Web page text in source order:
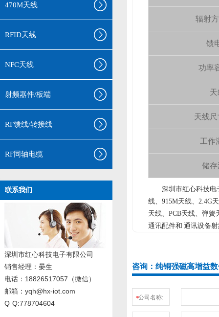
470M天线
RFID天线
NFC天线
射频器件/板端
RF馈线/转接线
RF同轴电缆
联系我们
深圳市红心科技电子有限公司
销售经理 ：晏生
电话：18826517057（微信）
邮箱：yqh@hx-iot.com
Q Q:778704604
辐射
馈
功率
天
天线尺
工作
储存
深圳市红心科技电
线、915M天线、2.4G
天线、PCB天线、弹
通讯配件和 通讯设备
咨询：纯铜强磁高增益
*公司名称: